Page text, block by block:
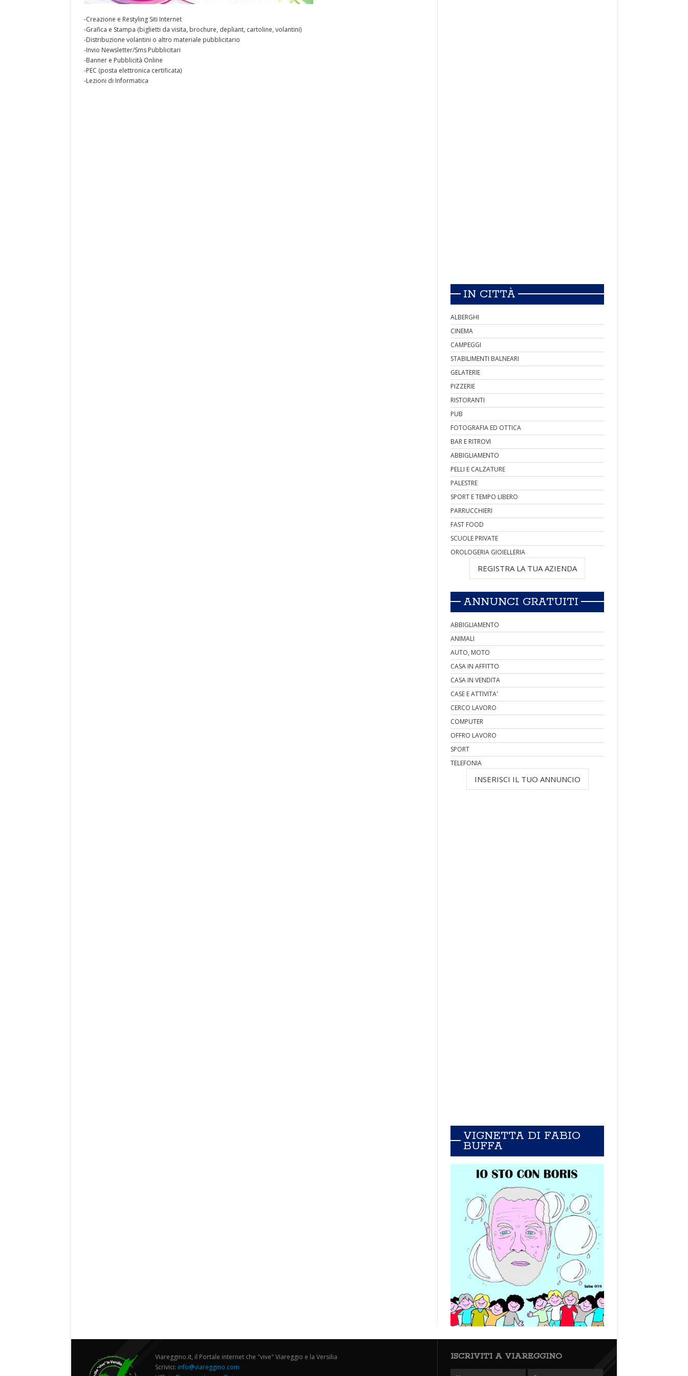
-Creazione e Restyling Siti Internet
-Grafica e Stampa (biglietti da visita, brochure, depliant, cartoline, volantini)
-Distribuzione volantini o altro materiale pubblicitario
-Invio Newsletter/Sms Pubblicitari
-Banner e Pubblicità Online
-PEC (posta elettronica certificata)
-Lezioni di Informatica
IN CITTÀ
ALBERGHI
CINEMA
CAMPEGGI
STABILIMENTI BALNEARI
GELATERIE
PIZZERIE
RISTORANTI
PUB
FOTOGRAFIA ED OTTICA
BAR E RITROVI
ABBIGLIAMENTO
PELLI E CALZATURE
PALESTRE
SPORT E TEMPO LIBERO
PARRUCCHIERI
FAST FOOD
SCUOLE PRIVATE
OROLOGERIA GIOIELLERIA
REGISTRA LA TUA AZIENDA
ANNUNCI GRATUITI
ABBIGLIAMENTO
ANIMALI
AUTO, MOTO
CASA IN AFFITTO
CASA IN VENDITA
CASE E ATTIVITA'
CERCO LAVORO
COMPUTER
OFFRO LAVORO
SPORT
TELEFONIA
INSERISCI IL TUO ANNUNCIO
VIGNETTA DI FABIO
BUFFA
Viareggino.it, il Portale internet che "vive" Viareggio e la Versilia
Scrivici: info@viareggino.com
ISCRIVITI A VIAREGGINO